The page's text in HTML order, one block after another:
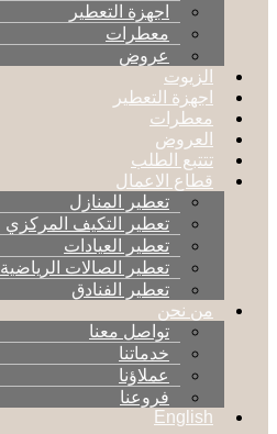
اجهزة التعطير
معطرات
عروض
الزيوت
اجهزة التعطير
معطرات
العروض
تتتبع الطلب
قطاع الاعمال
تعطير المنازل
تعطير التكيف المركزي
تعطير العيادات
تعطير الصالات الرياضية
تعطير الفنادق
من نحن
تواصل معنا
خدماتنا
عملاؤنا
فروعنا
English